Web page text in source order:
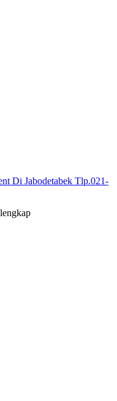
Di Jabodetabek Tlp.021-